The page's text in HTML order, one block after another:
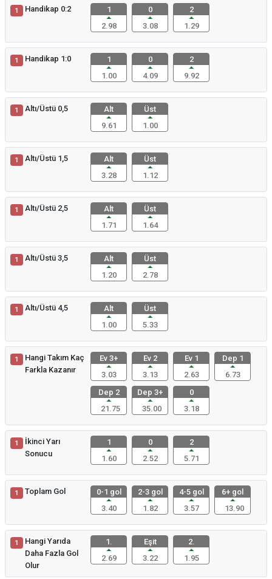
1 Handikap 0:2
1
2.98
0
3.08
2
1.29
1 Handikap 1:0
1
1.00
0
4.09
2
9.92
1 Altı/Üstü 0,5
Alt
9.61
Üst
1.00
1 Altı/Üstü 1,5
Alt
3.28
Üst
1.12
1 Altı/Üstü 2,5
Alt
1.71
Üst
1.64
1 Altı/Üstü 3,5
Alt
1.20
Üst
2.78
1 Altı/Üstü 4,5
Alt
1.00
Üst
5.33
1
Hangi Takım Kaç
Farkla Kazanır
Ev 3+
3.03
Ev 2
3.13
Ev 1
2.63
Dep 1
6.73
Dep 2
21.75
Dep 3+
35.00
0
3.18
1
İkinci Yarı
Sonucu
1
1.60
0
2.52
2
5.71
1 Toplam Gol
0-1 gol
3.40
2-3 gol
1.82
4-5 gol
3.57
6+ gol
13.90
1
Hangi Yarıda
Daha Fazla Gol
Olur
1.
2.69
Eşit
3.22
2.
1.95